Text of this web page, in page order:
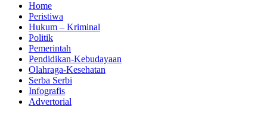
Home
Peristiwa
Hukum – Kriminal
Politik
Pemerintah
Pendidikan-Kebudayaan
Olahraga-Kesehatan
Serba Serbi
Infografis
Advertorial